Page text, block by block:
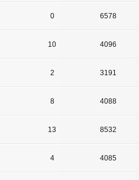
0 6578
10 4096
2 3191
8 4088
13 8532
4 4085